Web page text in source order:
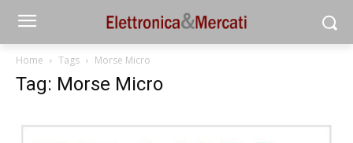
Home Tags Morse Micro
Tag: Morse Micro